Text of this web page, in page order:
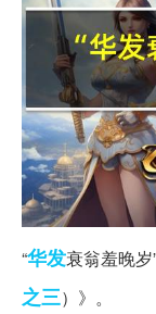
“华发衰翁羞晚
之三）》。